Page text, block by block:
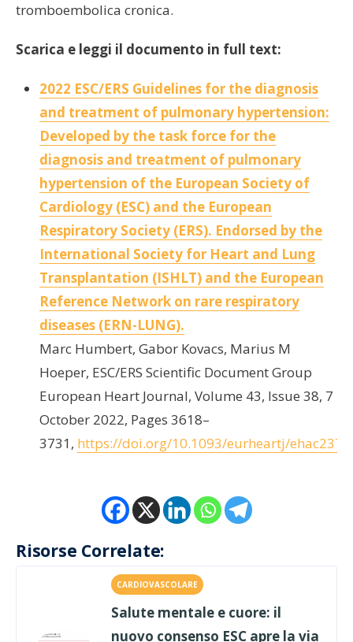
tromboembolica cronica.
Scarica e leggi il documento in full text:
2022 ESC/ERS Guidelines for the diagnosis
and treatment of pulmonary hypertension:
Developed by the task force for the
diagnosis and treatment of pulmonary
hypertension of the European Society of
Cardiology (ESC) and the European
Respiratory Society (ERS). Endorsed by the
International Society for Heart and Lung
Transplantation (ISHLT) and the European
Reference Network on rare respiratory
diseases (ERN-LUNG).
Marc Humbert, Gabor Kovacs, Marius M
Hoeper, ESC/ERS Scientific Document Group
European Heart Journal, Volume 43, Issue 38, 7
October 2022, Pages 3618–
3731, https://doi.org/10.1093/eurheartj/ehac237
Risorse Correlate:
CARDIOVASCOLARE
Salute mentale e cuore: il
nuovo consenso ESC apre la via